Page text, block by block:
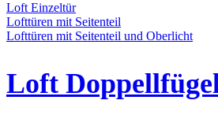
Loft Einzeltür
Lofttüren mit Seitenteil
Lofttüren mit Seitenteil und Oberlicht
Loft